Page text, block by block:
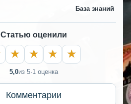
База знаний
Статью оценили
5,0из 5·1 оценка
Комментарии